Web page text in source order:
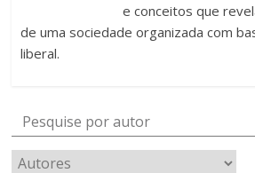
e conceitos que
de uma sociedade organizada com
liberal.
Pesquise por autor